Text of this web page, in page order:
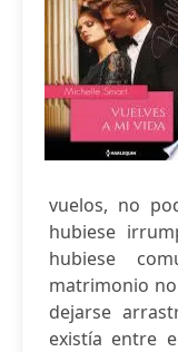
vuelos, no
hubiese
hubiese
matrimonio
dejarse
existía entre